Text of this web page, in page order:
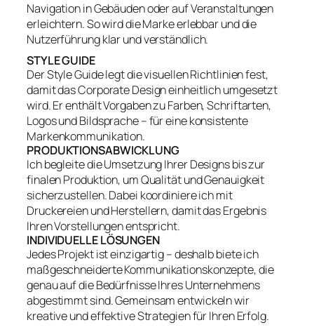
Navigation in Gebäuden oder auf Veranstaltungen
erleichtern. So wird die Marke erlebbar und die
Nutzerführung klar und verständlich.
STYLE GUIDE
Der Style Guide legt die visuellen Richtlinien fest,
damit das Corporate Design einheitlich umgesetzt
wird. Er enthält Vorgaben zu Farben, Schriftarten,
Logos und Bildsprache – für eine konsistente
Markenkommunikation.
PRODUKTIONSABWICKLUNG
Ich begleite die Umsetzung Ihrer Designs bis zur
finalen Produktion, um Qualität und Genauigkeit
sicherzustellen. Dabei koordiniere ich mit
Druckereien und Herstellern, damit das Ergebnis
Ihren Vorstellungen entspricht.
INDIVIDUELLE LÖSUNGEN
Jedes Projekt ist einzigartig – deshalb biete ich
maßgeschneiderte Kommunikationskonzepte, die
genau auf die Bedürfnisse Ihres Unternehmens
abgestimmt sind. Gemeinsam entwickeln wir
kreative und effektive Strategien für Ihren Erfolg.